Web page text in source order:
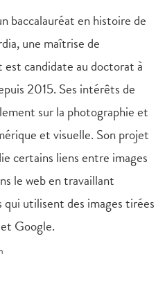
baccalauréat en histoire de
une maîtrise de
candidate au doctorat à
2015. Ses intérêts de
sur la photographie et
et visuelle. Son projet
certains liens entre images
le web en travaillant
utilisent des images tirées
Google.